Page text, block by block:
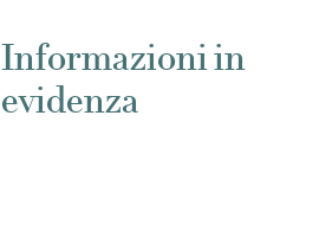
Informazioni in
evidenza